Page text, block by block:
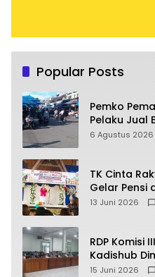
Popular Posts
Pemko
Pelaku Jual
6 Agustus 2026
TK Cinta
Gelar Pensi
13 Juni 2026
RDP Komisi
Kadishub
Alasan
15 Juni 2026